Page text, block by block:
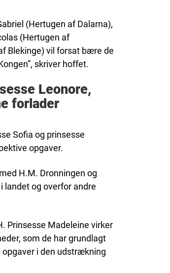
(Hertugen af Dalarna),
(Hertugen af
Blekinge) vil forsat bære de
skriver hoffet.
Leonore,
forlader
Sofia og prinsesse
opgaver.
H.M. Dronningen og
landet og overfor andre
Prinsesse Madeleine virker
som de har grundlagt
i den udstrækning